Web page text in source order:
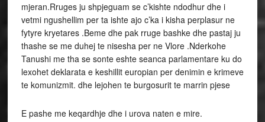
mjeran.Rruges ju shpjeguam se c’kishte ndodhur dhe i
vetmi ngushellim per ta ishte ajo c’ka i kisha perplasur ne
fytyre kryetares .Beme dhe pak rruge bashke dhe pastaj ju
thashe se me duhej te nisesha per ne Vlore .Nderkohe
Tanushi me tha se sonte eshte seanca parlamentare ku do
lexohet deklarata e keshillit europian per denimin e krimeve
te komunizmit. dhe lejohen te burgosurit te marrin pjese
E pashe me keqardhje dhe i urova naten e mire.